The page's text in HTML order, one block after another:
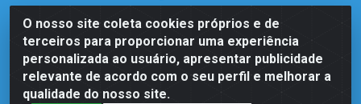
O nosso site coleta cookies próprios e de
terceiros para proporcionar uma experiência
personalizada ao usuário, apresentar publicidade
relevante de acordo com o seu perfil e melhorar a
qualidade do nosso site.
Casa Norte LTDA - Av. Interventor Mário Câmara, 1815 -
Dix-Sept Rosado, Natal/RN - CEP 59054-600 - CNPJ
08.713.513/0001-51